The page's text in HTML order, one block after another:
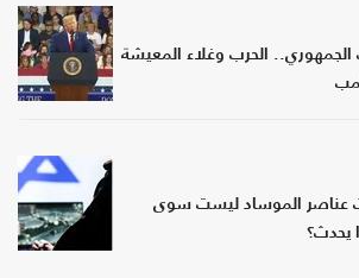
الحرب وغلاء المعيشة
عناصر الموساد ليست سوى
يحدث؟